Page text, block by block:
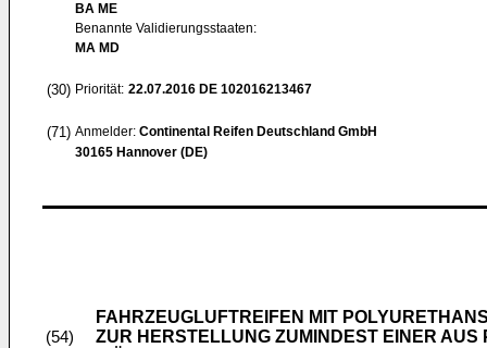
BA ME
Benannte Validierungsstaaten:
MA MD
(30) Priorität: 22.07.2016 DE 102016213467
(71) Anmelder: Continental Reifen Deutschland GmbH
30165 Hannover (DE)
(54)
FAHRZEUGLUFTREIFEN MIT
ZUR HERSTELLUNG ZUMINDEST EINER